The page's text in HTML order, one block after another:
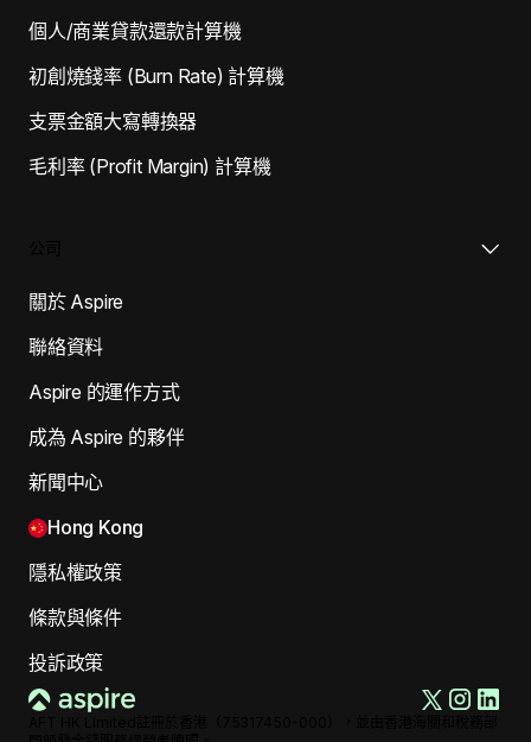
個人/商業貸款還款計算機
初創燒錢率 (Burn Rate) 計算機
支票金額大寫轉換器
毛利率 (Profit Margin) 計算機
關於 Aspire
聯絡資料
Aspire 的運作方式
成為 Aspire 的夥伴
新聞中心
Hong Kong
隱私權政策
條款與條件
投訴政策